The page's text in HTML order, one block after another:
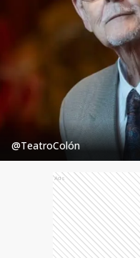
@TeatroColón
Ads